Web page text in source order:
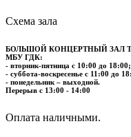
Схема зала
БОЛЬШОЙ КОНЦЕРТНЫЙ ЗАЛ
МБУ ГДК:
- вторник-пятница с 10:00 до 18:00;
- суббота-воскресенье с 11:00 до
- понедельник – выходной.
Перерыв с 13:00 - 14:00
​​​​​​​Оплата наличными.